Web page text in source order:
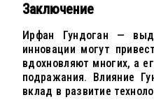
Заключение
Ирфан Гундоган —
инновации могут
вдохновляют многих, а
подражания. Влияние
вклад в развитие